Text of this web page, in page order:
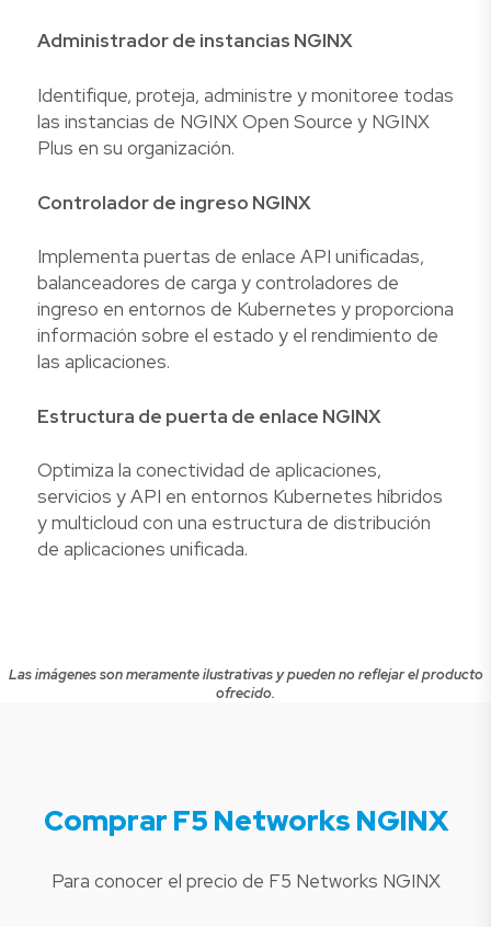
Administrador de instancias NGINX
Identifique, proteja, administre y monitoree todas
las instancias de NGINX Open Source y NGINX
Plus en su organización.
Controlador de ingreso NGINX
Implementa puertas de enlace API unificadas,
balanceadores de carga y controladores de
ingreso en entornos de Kubernetes y proporciona
información sobre el estado y el rendimiento de
las aplicaciones.
Estructura de puerta de enlace NGINX
Optimiza la conectividad de aplicaciones,
servicios y API en entornos Kubernetes híbridos
y multicloud con una estructura de distribución
de aplicaciones unificada.
Las imágenes son meramente ilustrativas y pueden no reflejar el producto
ofrecido.
Comprar F5 Networks NGINX
Para conocer el precio de F5 Networks NGINX